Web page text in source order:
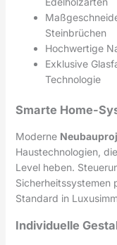
Steinbrüchen
Hochwertige
Exklusive
Technologie
Smarte Home-
Moderne
Haustechnologien,
Level heben.
Sicherheitssystemen
Standard in
Individuelle